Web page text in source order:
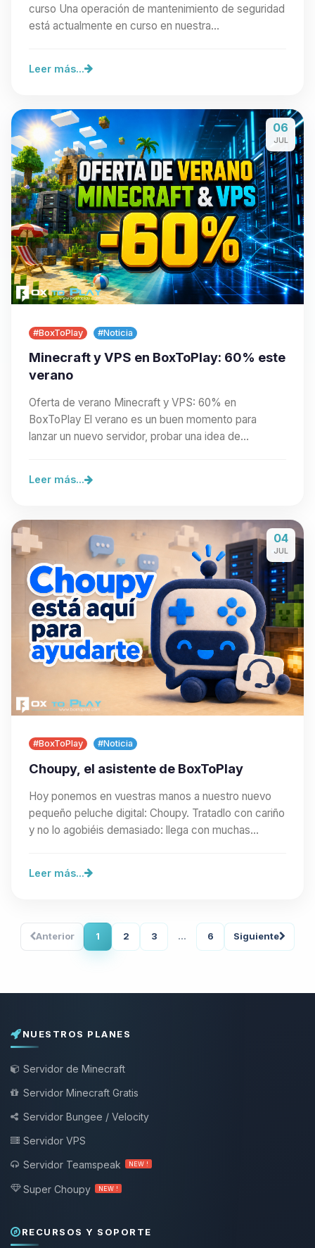
curso Una operación de mantenimiento de seguridad
está actualmente en curso en nuestra…
Leer más...
06
JUL
#BoxToPlay #Noticia
Minecraft y VPS en BoxToPlay: 60% este
verano
Oferta de verano Minecraft y VPS: 60% en
BoxToPlay El verano es un buen momento para
lanzar un nuevo servidor, probar una idea de
Leer más...
04
JUL
#BoxToPlay #Noticia
Choupy, el asistente de BoxToPlay
Hoy ponemos en vuestras manos a nuestro nuevo
pequeño peluche digital: Choupy. Tratadlo con cariño
y no lo agobiéis demasiado: llega con muchas
Leer más...
Anterior 1 2 3 ... 6 Siguiente
NUESTROS PLANES
Servidor de Minecraft
Servidor Minecraft Gratis
Servidor Bungee / Velocity
Servidor VPS
Servidor Teamspeak
NEW !
Super Choupy NEW !
RECURSOS Y SOPORTE